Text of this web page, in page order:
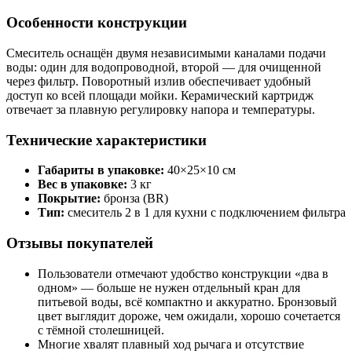
Особенности конструкции
Смеситель оснащён двумя независимыми каналами подачи
воды: один для водопроводной, второй — для очищенной
через фильтр. Поворотный излив обеспечивает удобный
доступ ко всей площади мойки. Керамический картридж
отвечает за плавную регулировку напора и температуры.
Технические характеристики
Габариты в упаковке: 40×25×10 см
Вес в упаковке: 3 кг
Покрытие: бронза (BR)
Тип: смеситель 2 в 1 для кухни с подключением фильтра
Отзывы покупателей
Пользователи отмечают удобство конструкции «два в
одном» — больше не нужен отдельный кран для
питьевой воды, всё компактно и аккуратно. Бронзовый
цвет выглядит дороже, чем ожидали, хорошо сочетается
с тёмной столешницей.
Многие хвалят плавный ход рычага и отсутствие